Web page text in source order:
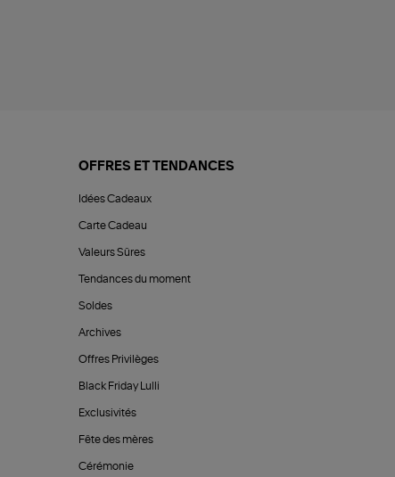
OFFRES ET TENDANCES
Idées Cadeaux
Carte Cadeau
Valeurs Sûres
Tendances du moment
Soldes
Archives
Offres Privilèges
Black Friday Lulli
Exclusivités
Fête des mères
Cérémonie